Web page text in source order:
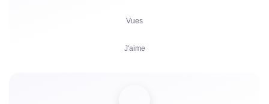
Vues
J'aime